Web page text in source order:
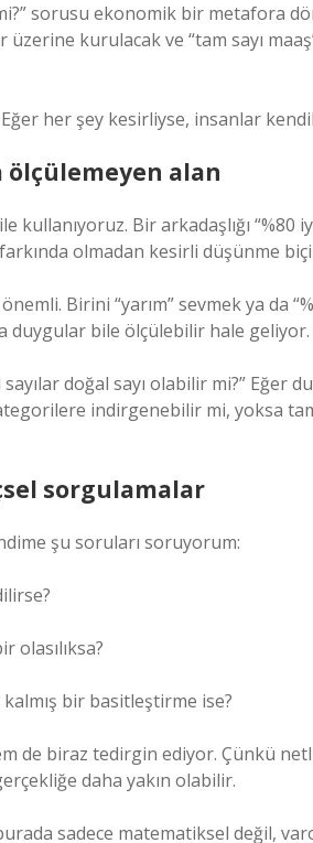
sorusu ekonomik bir metafora
kurulacak ve “tam sayı
her şey kesirliyse, insanlar
ölçülemeyen alan
kullanıyoruz. Bir arkadaşlığı “%80
farkında olmadan kesirli düşünme
Birini “yarım” sevmek ya da
duygular bile ölçülebilir hale geliyor.
doğal sayı olabilir mi?” Eğer
indirgenebilir mi, yoksa
sorgulamalar
şu soruları soruyorum:
olasılıksa?
bir basitleştirme ise?
de biraz tedirgin ediyor. Çünkü
daha yakın olabilir.
sadece matematiksel değil,